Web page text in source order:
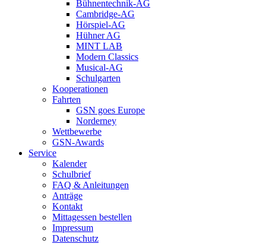
Bühnentechnik-AG
Cambridge-AG
Hörspiel-AG
Hühner AG
MINT LAB
Modern Classics
Musical-AG
Schulgarten
Kooperationen
Fahrten
GSN goes Europe
Norderney
Wettbewerbe
GSN-Awards
Service
Kalender
Schulbrief
FAQ & Anleitungen
Anträge
Kontakt
Mittagessen bestellen
Impressum
Datenschutz